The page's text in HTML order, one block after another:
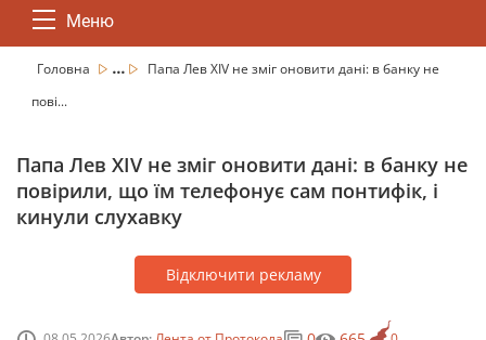
Меню
Головна ...
Папа Лев XIV не зміг оновити дані: в банку не
пові...
Папа Лев XIV не зміг оновити дані: в банку не
повірили, що їм телефонує сам понтифік, і
кинули слухавку
Відключити рекламу